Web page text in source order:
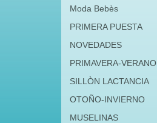
Moda Bebès
PRIMERA PUESTA
NOVEDADES
PRIMAVERA-VERANO
SILLÒN LACTANCIA
OTOÑO-INVIERNO
MUSELINAS